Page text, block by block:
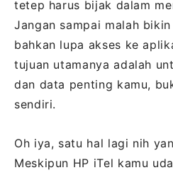
tetep harus bijak dalam
Jangan sampai malah
bahkan lupa akses ke
tujuan utamanya adalah
dan data penting kamu,
sendiri.
Oh iya, satu hal lagi nih
Meskipun HP iTel kamu